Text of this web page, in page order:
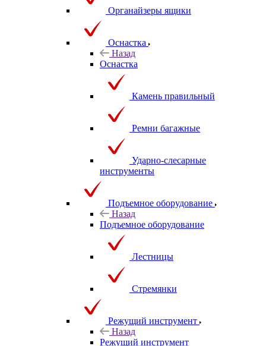
Органайзеры ящики
Оснастка
Назад
Оснастка
Камень правильный
Ремни багажные
Ударно-слесарные
инструменты
Подъемное оборудование
Назад
Подъемное оборудование
Лестницы
Стремянки
Режущий инструмент
Назад
Режущий инструмент